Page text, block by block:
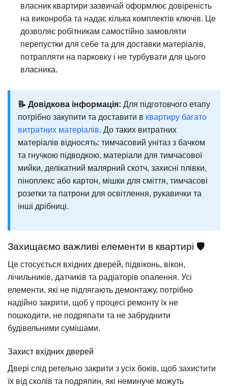
власник квартири зазвичай оформлює довіреність
на виконроба та надає кілька комплектів ключів. Це
дозволяє робітникам самостійно замовляти
перепустки для себе та для доставки матеріалів,
потрапляти на парковку і не турбувати для цього
власника.
📝 Довідкова інформація: Для підготовчого етапу
потрібно закупити та доставити в квартиру багато
витратних матеріалів. До таких витратних
матеріалів відносять: тимчасовий унітаз з бачком
та гнучкою підводкою, матеріали для тимчасової
мийки, делікатний малярний скотч, захисні плівки,
піноплекс або картон, мішки для сміття, тимчасові
розетки та патрони для освітлення, рукавички та
інші дрібниці.
Захищаємо важливі елементи в квартирі 🛡️
Це стосується вхідних дверей, підвіконь, вікон,
лічильників, датчиків та радіаторів опалення. Усі
елементи, які не підлягають демонтажу, потрібно
надійно закрити, щоб у процесі ремонту їх не
пошкодити, не подряпати та не забруднити
будівельними сумішами.
Захист вхідних дверей
Двері слід ретельно закрити з усіх боків, щоб захистити
їх від сколів та подряпин, які неминуче можуть